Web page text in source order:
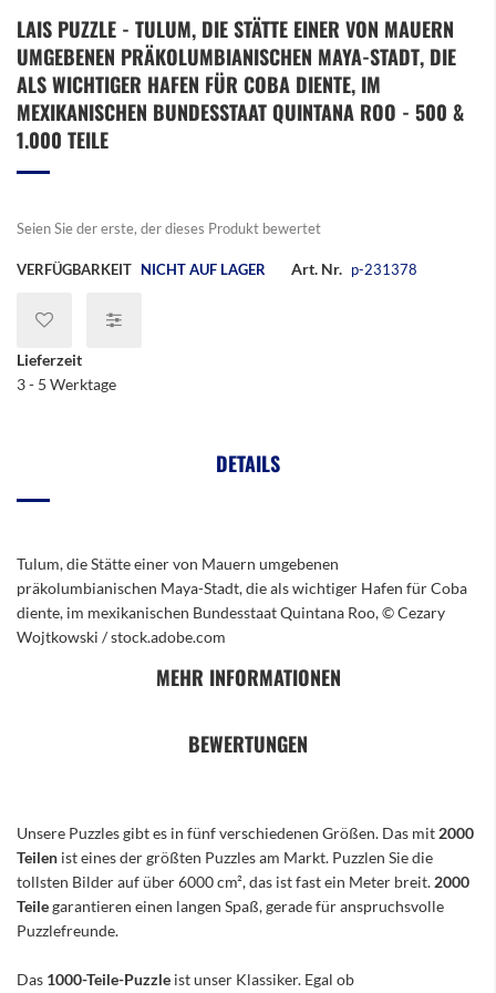
Anfang
der
Bildergalerie
springen
LAIS PUZZLE - TULUM, DIE STÄTTE EINER VON MAUERN
UMGEBENEN PRÄKOLUMBIANISCHEN MAYA-STADT, DIE
ALS WICHTIGER HAFEN FÜR COBA DIENTE, IM
MEXIKANISCHEN BUNDESSTAAT QUINTANA ROO - 500 &
1.000 TEILE
Seien Sie der erste, der dieses Produkt bewertet
VERFÜGBARKEIT NICHT AUF LAGER Art. Nr. p-231378
Lieferzeit
3 - 5 Werktage
DETAILS
Tulum, die Stätte einer von Mauern umgebenen
präkolumbianischen Maya-Stadt, die als wichtiger Hafen für Coba
diente, im mexikanischen Bundesstaat Quintana Roo, © Cezary
Wojtkowski / stock.adobe.com
MEHR INFORMATIONEN
BEWERTUNGEN
Unsere Puzzles gibt es in fünf verschiedenen Größen. Das mit 2000
Teilen ist eines der größten Puzzles am Markt. Puzzlen Sie die
tollsten Bilder auf über 6000 cm², das ist fast ein Meter breit. 2000
Teilegarantieren einen langen Spaß, gerade für anspruchsvolle
Puzzlefreunde.
Das 1000-Teile-Puzzle ist unser Klassiker. Egal ob